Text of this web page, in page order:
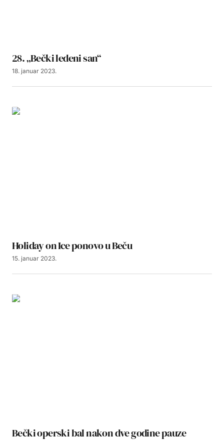
28. „Bečki ledeni san“
18. januar 2023.
Holiday on Ice ponovo u Beču
15. januar 2023.
Bečki operski bal nakon dve godine pauze